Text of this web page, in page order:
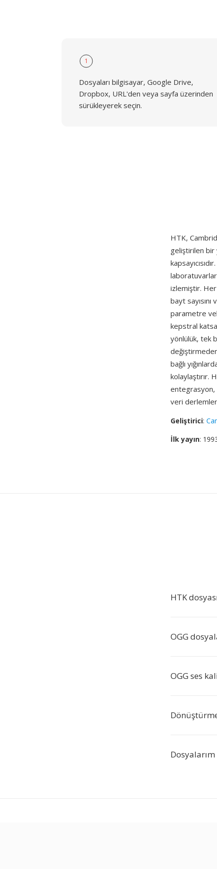
1
Dosyaları bilgisayar, Google Drive,
Dropbox, URL'den veya sayfa üzerinden
sürükleyerek seçin.
HTK,
geliştirilen bir
izlemiştir. Her
bayt
parametre
kepstral
yönlülük, tek
bağlı
kolaylaştırır.
entegrasyon,
veri
Geliştirici:
İlk yayın:
HTK
OGG
OGG ses